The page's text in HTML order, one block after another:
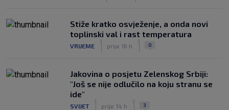
Stiže kratko osvježenje, a onda novi
toplinski val i rast temperatura
VRIJEME prije 16 h 0
Jakovina o posjetu Zelenskog Srbiji:
"Još se nije odlučilo na koju stranu se
ide"
SVIJET prije 14 h 3